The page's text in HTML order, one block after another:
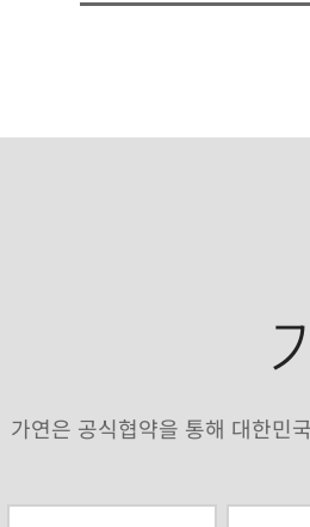
가연은 공식협약을 통해 대한민